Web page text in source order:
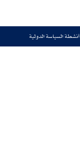
أنشطة السياسة الدولية